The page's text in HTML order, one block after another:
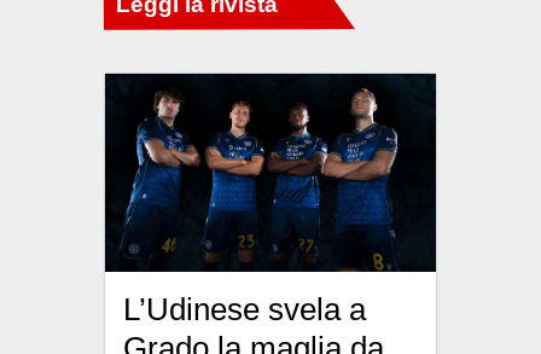
L’Udinese svela a